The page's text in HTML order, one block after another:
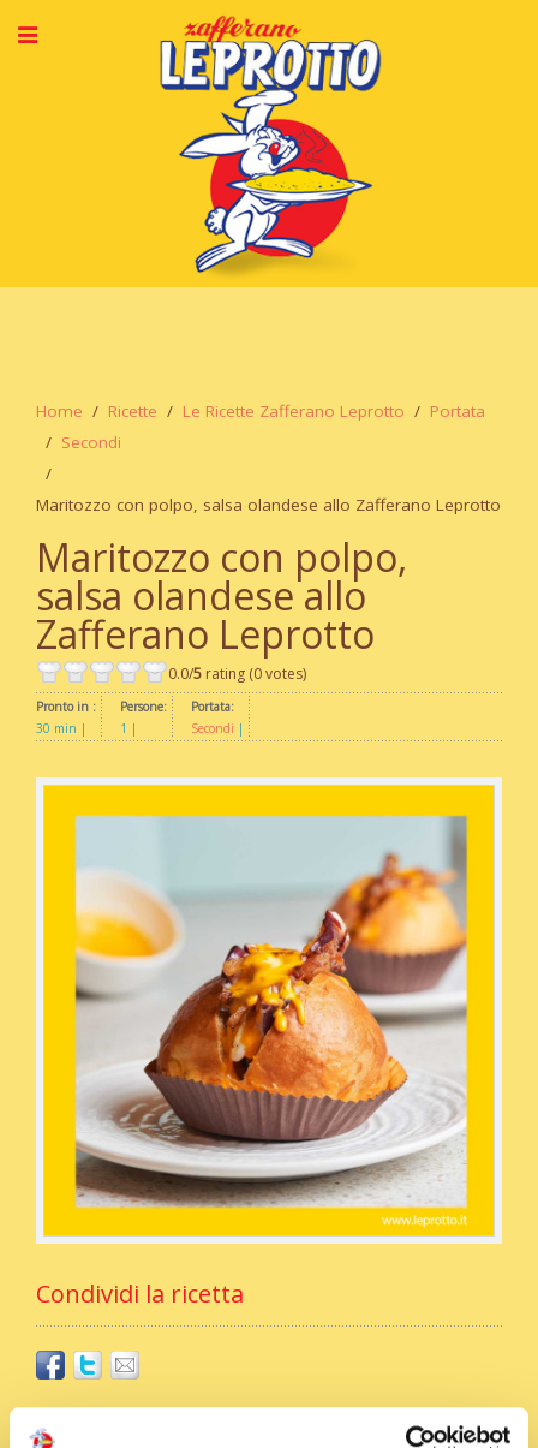
Home Ricette Le Ricette Zafferano Leprotto
Portata
Secondi
Maritozzo con polpo, salsa olandese allo Zafferano Leprotto
Maritozzo con polpo,
salsa olandese allo
Zafferano Leprotto
0.0/5 rating (0 votes)
Pronto in :
30 min
Persone:
1
Portata:
Secondi
Condividi la ricetta
Ingredienti